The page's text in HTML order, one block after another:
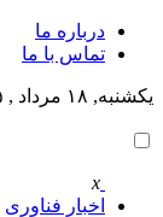
درباره ما
تماس با ما
یکشنبه, ۱۸ مرداد , ۱۴۰۵
x
اخبار فناوری